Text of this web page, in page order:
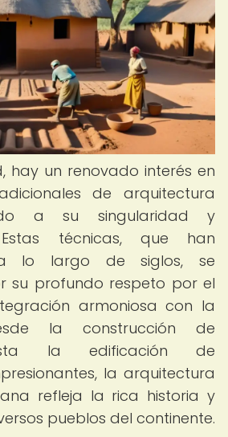
hay un renovado interés en
de arquitectura
a su singularidad y
Estas técnicas, que han
a lo largo de siglos, se
su profundo respeto por el
armoniosa con la
la construcción de
la edificación de
la arquitectura
refleja la rica historia y
pueblos del continente.